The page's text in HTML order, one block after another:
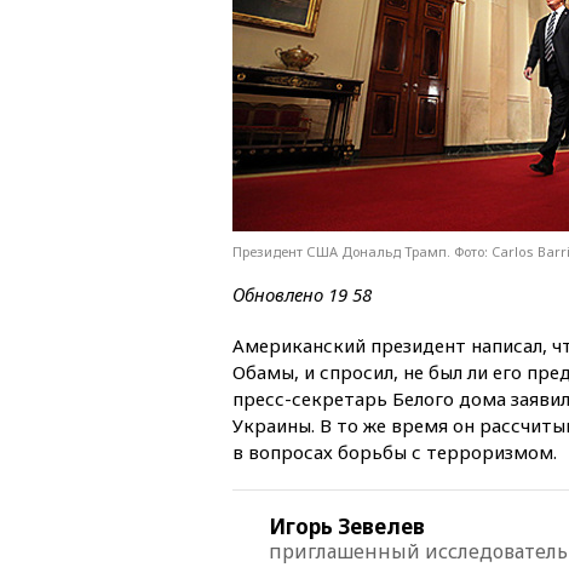
Президент США Дональд Трамп. Фото: Carlos
Обновлено 19 58
Американский президент написал,
Обамы, и спросил, не был ли его
пресс-секретарь Белого дома
Украины. В то же время он
в вопросах борьбы с терроризмом.
Игорь Зевелев
приглашенный